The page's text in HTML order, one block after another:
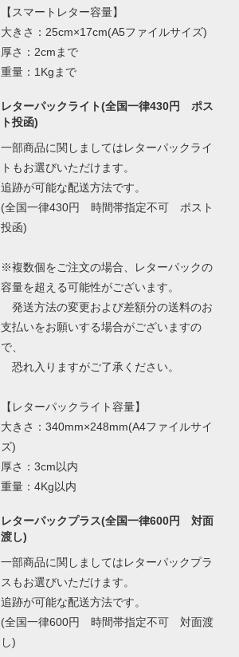
【スマートレター容量】
大きさ：25cm×17cm(A5ファイルサイズ)
厚さ：2cmまで
重量：1Kgまで
レターパックライト(全国一律430円 ポス
ト投函)
一部商品に関しましてはレターパックライ
トもお選びいただけます。
追跡が可能な配送方法です。
(全国一律430円 時間帯指定不可 ポスト
投函)
※複数個をご注文の場合、レターパックの
容量を超える可能性がございます。
発送方法の変更および差額分の送料のお
支払いをお願いする場合がございますの
で、
恐れ入りますがご了承ください。
【レターパックライト容量】
大きさ：340mm×248mm(A4ファイルサイ
ズ)
厚さ：3cm以内
重量：4Kg以内
レターパックプラス(全国一律600円 対面
渡し)
一部商品に関しましてはレターパックプラ
スもお選びいただけます。
追跡が可能な配送方法です。
(全国一律600円 時間帯指定不可 対面渡
し)